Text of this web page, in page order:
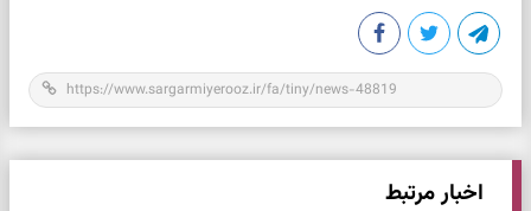
اخبار مرتبط